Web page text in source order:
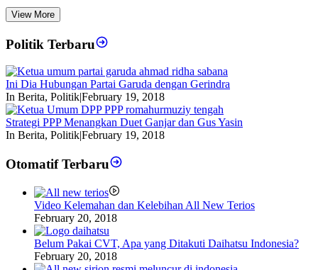
View More
Politik Terbaru
Ini Dia Hubungan Partai Garuda dengan Gerindra
In Berita, Politik|February 19, 2018
Strategi PPP Menangkan Duet Ganjar dan Gus Yasin
In Berita, Politik|February 19, 2018
Otomatif Terbaru
Video Kelemahan dan Kelebihan All New Terios
February 20, 2018
Belum Pakai CVT, Apa yang Ditakuti Daihatsu Indonesia?
February 20, 2018